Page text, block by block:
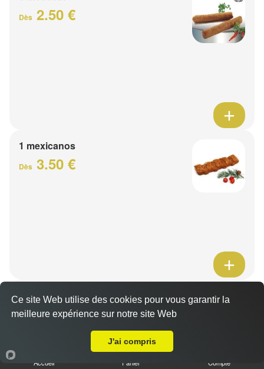
Dès 2.50 €
1 mexicanos
Dès 3.50 €
Barquette de viande
Dès7.50 €
1 viande au choix
Accueil Panier Compte
Ce site Web utilise des cookies pour vous garantir la
meilleure expérience sur notre site Web
J'ai compris